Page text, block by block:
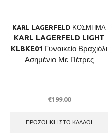
KARL LAGERFELD ΚΟΣΜΗΜΑ
KARL LAGERFELD LIGHT
KLBKE01 Γυναικείο Βραχιόλι
Ασημένιο Με Πέτρες
€199.00
ΠΡΟΣΘΉΚΗ ΣΤΟ ΚΑΛΆΘΙ